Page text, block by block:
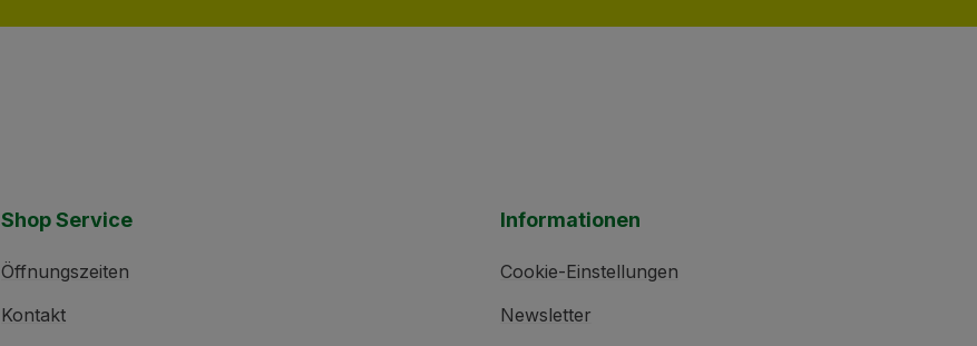
Shop Service
Öffnungszeiten
Kontakt
Informationen
Cookie-Einstellungen
Newsletter